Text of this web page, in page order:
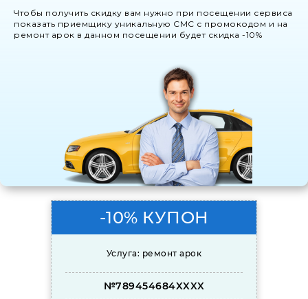
Чтобы получить скидку вам нужно при посещении сервиса
показать приемщику уникальную СМС с промокодом и на
ремонт арок в данном посещении будет скидка -10%
-10% КУПОН
Услуга: ремонт арок
№789454684XXXX